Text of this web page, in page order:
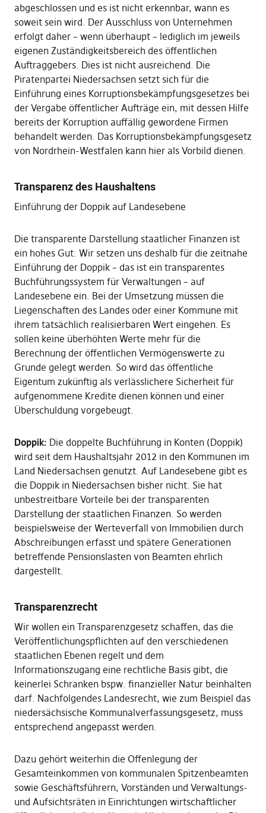
abgeschlossen und es ist nicht erkennbar, wann es
soweit sein wird. Der Ausschluss von Unternehmen
erfolgt daher – wenn überhaupt – lediglich im jeweils
eigenen Zuständigkeitsbereich des öffentlichen
Auftraggebers. Dies ist nicht ausreichend. Die
Piratenpartei Niedersachsen setzt sich für die
Einführung eines Korruptionsbekämpfungsgesetzes bei
der Vergabe öffentlicher Aufträge ein, mit dessen Hilfe
bereits der Korruption auffällig gewordene Firmen
behandelt werden. Das Korruptionsbekämpfungsgesetz
von Nordrhein-Westfalen kann hier als Vorbild dienen.
Transparenz des Haushaltens
Einführung der Doppik auf Landesebene
Die transparente Darstellung staatlicher Finanzen ist
ein hohes Gut. Wir setzen uns deshalb für die zeitnahe
Einführung der Doppik – das ist ein transparentes
Buchführungssystem für Verwaltungen – auf
Landesebene ein. Bei der Umsetzung müssen die
Liegenschaften des Landes oder einer Kommune mit
ihrem tatsächlich realisierbaren Wert eingehen. Es
sollen keine überhöhten Werte mehr für die
Berechnung der öffentlichen Vermögenswerte zu
Grunde gelegt werden. So wird das öffentliche
Eigentum zukünftig als verlässlichere Sicherheit für
aufgenommene Kredite dienen können und einer
Überschuldung vorgebeugt.
Doppik: Die doppelte Buchführung in Konten (Doppik)
wird seit dem Haushaltsjahr 2012 in den Kommunen im
Land Niedersachsen genutzt. Auf Landesebene gibt es
die Doppik in Niedersachsen bisher nicht. Sie hat
unbestreitbare Vorteile bei der transparenten
Darstellung der staatlichen Finanzen. So werden
beispielsweise der Werteverfall von Immobilien durch
Abschreibungen erfasst und spätere Generationen
betreffende Pensionslasten von Beamten ehrlich
dargestellt.
Transparenzrecht
Wir wollen ein Transparenzgesetz schaffen, das die
Veröffentlichungspflichten auf den verschiedenen
staatlichen Ebenen regelt und dem
Informationszugang eine rechtliche Basis gibt, die
keinerlei Schranken bspw. finanzieller Natur beinhalten
darf. Nachfolgendes Landesrecht, wie zum Beispiel das
niedersächsische Kommunalverfassungsgesetz, muss
entsprechend angepasst werden.
Dazu gehört weiterhin die Offenlegung der
Gesamteinkommen von kommunalen Spitzenbeamten
sowie Geschäftsführern, Vorständen und Verwaltungs-
und Aufsichtsräten in Einrichtungen wirtschaftlicher